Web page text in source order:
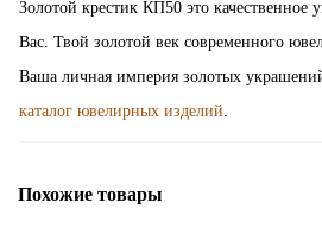
Золотой крестик КП50 это качественное
Вас. Твой золотой век современного
Ваша личная империя золотых
каталог ювелирных изделий
Похожие товары